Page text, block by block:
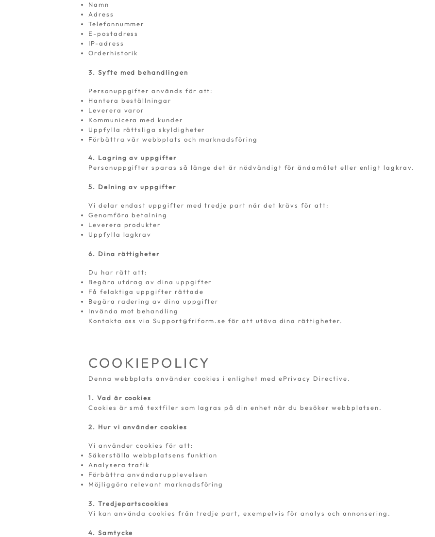
Namn
Adress
Telefonnummer
E-postadress
IP-adress
Orderhistorik
3. Syfte med behandlingen
Personuppgifter används för att:
Hantera beställningar
Leverera varor
Kommunicera med kunder
Uppfylla rättsliga skyldigheter
Förbättra vår webbplats och marknadsföring
4. Lagring av uppgifter
Personuppgifter sparas så länge det är nödvändigt för ändamålet eller enligt lagkrav.
5. Delning av uppgifter
Vi delar endast uppgifter med tredje part när det krävs för att:
Genomföra betalning
Leverera produkter
Uppfylla lagkrav
6. Dina rättigheter
Du har rätt att:
Begära utdrag av dina uppgifter
Få felaktiga uppgifter rättade
Begära radering av dina uppgifter
Invända mot behandling
Kontakta oss viaSupport@friform.se för att utöva dina rättigheter.
COOKIEPOLICY
Denna webbplats använder cookies i enlighet med ePrivacy Directive.
1. Vad är cookies
Cookies är små textfiler som lagras på din enhet när du besöker webbplatsen.
2. Hur vi använder cookies
Vi använder cookies för att:
Säkerställa webbplatsens funktion
Analysera trafik
Förbättra användarupplevelsen
Möjliggöra relevant marknadsföring
3. Tredjepartscookies
Vi kan använda cookies från tredje part, exempelvis för analys och annonsering.
4. Samtycke